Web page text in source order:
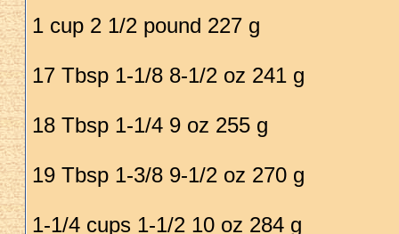
1 cup 2 1/2 pound 227 g
17 Tbsp 1-1/8 8-1/2 oz 241 g
18 Tbsp 1-1/4 9 oz 255 g
19 Tbsp 1-3/8 9-1/2 oz 270 g
1-1/4 cups 1-1/2 10 oz 284 g